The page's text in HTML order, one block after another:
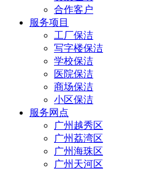
合作客户
服务项目
工厂保洁
写字楼保洁
学校保洁
医院保洁
商场保洁
小区保洁
服务网点
广州越秀区
广州荔湾区
广州海珠区
广州天河区